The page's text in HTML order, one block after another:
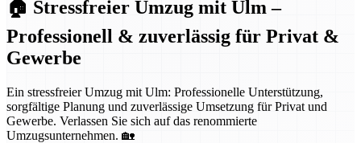
🏠 Stressfreier Umzug mit Ulm –
Professionell & zuverlässig für Privat &
Gewerbe
Ein stressfreier Umzug mit Ulm: Professionelle Unterstützung,
sorgfältige Planung und zuverlässige Umsetzung für Privat und
Gewerbe. Verlassen Sie sich auf das renommierte
Umzugsunternehmen. 🏡